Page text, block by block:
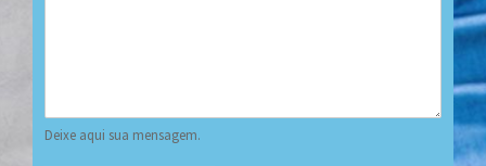
Deixe aqui sua mensagem.